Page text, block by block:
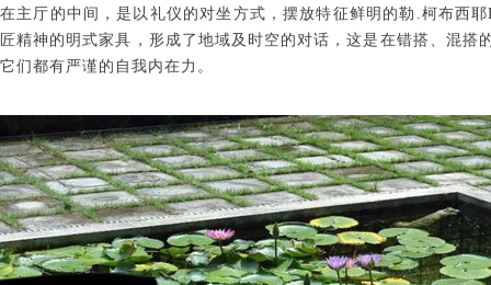
在主厅的中间，是以礼仪的对坐方式，摆放特征鲜明的勒.柯布西
匠精神的明式家具，形成了地域及时空的对话，这是在错搭、混搭
它们都有严谨的自我内在力。